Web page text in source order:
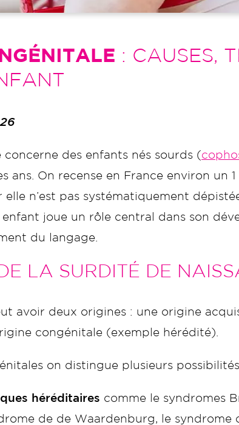
: CAUSES,
concerne des enfants nés sourds (
ans. On recense en France environ un
elle n’est pas systématiquement
enfant joue un rôle central dans son
du langage.
LA SURDITÉ DE
avoir deux origines : une origine
congénitale (exemple hérédité).
on distingue plusieurs possibilités
héréditaires comme le syndromes
de de Waardenburg, le syndrome